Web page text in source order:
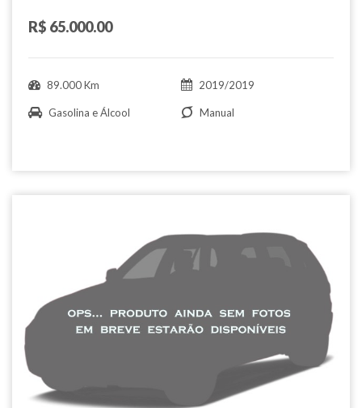
R$ 65.000.00
89.000 Km 2019/2019
Gasolina e Álcool Manual